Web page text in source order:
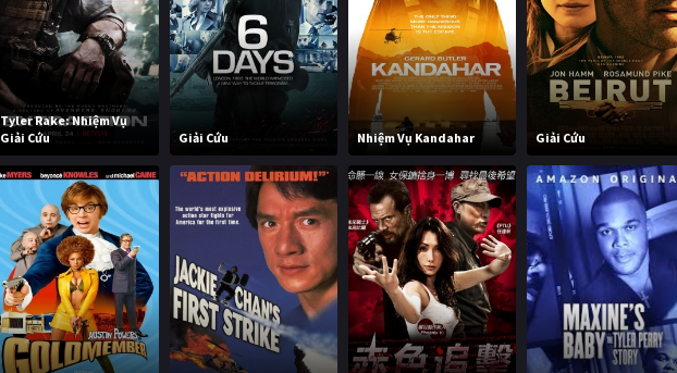
Tyler Rake: Nhiệm Vụ
Giải Cứu
Giải Cứu Nhiệm Vụ Kandahar Giải Cứu